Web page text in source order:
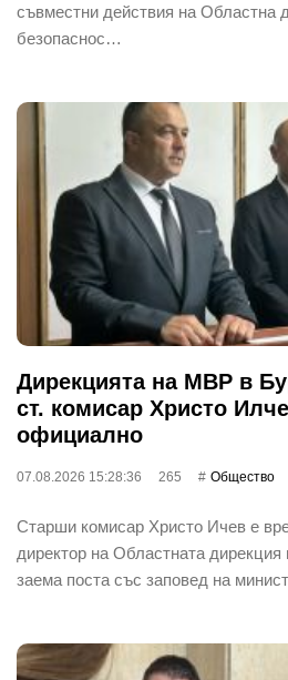
съвместни действия на Областна
безопаснос…
Дирекцията на МВР в
ст. комисар Христо
официално
07.08.2026 15:28:36 265 Общество
Старши комисар Христо Ичев е
директор на Областната
заема поста със заповед на